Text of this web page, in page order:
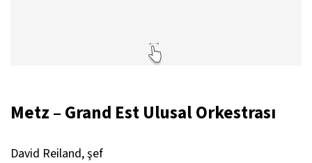
Metz – Grand Est Ulusal Orkestrası
David Reiland, şef